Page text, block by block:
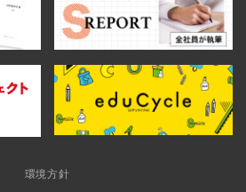
環境方針